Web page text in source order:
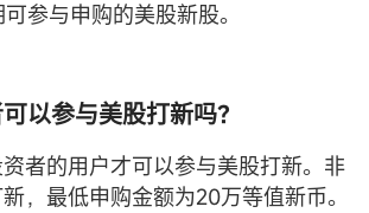
参与申购的美股新股。
以参与美股打新吗？
者的用户才可以参与美股打新。非
，最低申购金额为20万等值新币。